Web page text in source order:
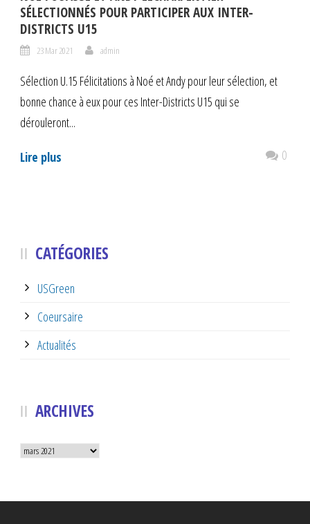
SÉLECTIONNÉS POUR PARTICIPER AUX INTER-
DISTRICTS U15
23 Mar 2021 admin
Sélection U.15 Félicitations à Noé et Andy pour leur sélection, et
bonne chance à eux pour ces Inter-Districts U15 qui se
dérouleront...
Lire plus 0
CATÉGORIES
USGreen
Coeursaire
Actualités
ARCHIVES
Archives